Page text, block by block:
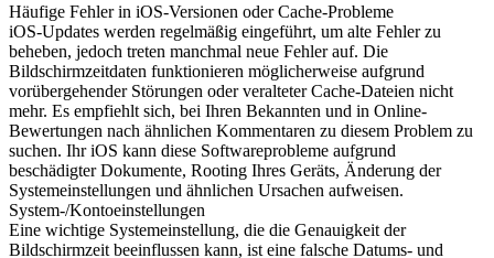
Häufige Fehler in iOS-Versionen oder Cache-Probleme
iOS-Updates werden regelmäßig eingeführt, um alte Fehler zu
beheben, jedoch treten manchmal neue Fehler auf. Die
Bildschirmzeitdaten funktionieren möglicherweise aufgrund
vorübergehender Störungen oder veralteter Cache-Dateien nicht
mehr. Es empfiehlt sich, bei Ihren Bekannten und in Online-
Bewertungen nach ähnlichen Kommentaren zu diesem Problem zu
suchen. Ihr iOS kann diese Softwareprobleme aufgrund
beschädigter Dokumente, Rooting Ihres Geräts, Änderung der
Systemeinstellungen und ähnlichen Ursachen aufweisen.
System-/Kontoeinstellungen
Eine wichtige Systemeinstellung, die die Genauigkeit der
Bildschirmzeit beeinflussen kann, ist eine falsche Datums- und